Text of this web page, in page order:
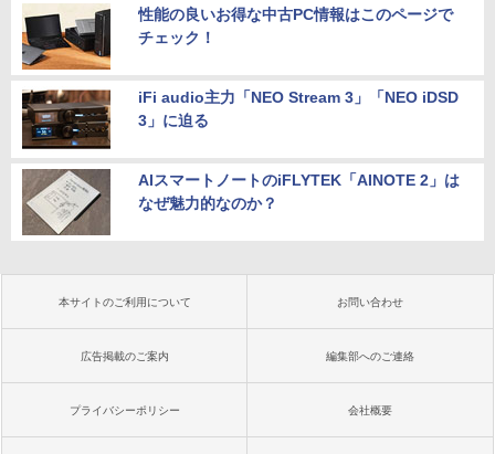
性能の良いお得な中古PC情報はこのページで
チェック！
iFi audio主力「NEO Stream 3」「NEO iDSD
3」に迫る
AIスマートノートのiFLYTEK「AINOTE 2」は
なぜ魅力的なのか？
本サイトのご利用について お問い合わせ
広告掲載のご案内 編集部へのご連絡
プライバシーポリシー 会社概要